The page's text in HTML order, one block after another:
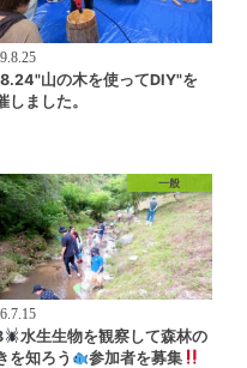
山の木を使ってDIY"を
しました。
一般
水生生物を観察して森林の
を知ろう
参加者を募集